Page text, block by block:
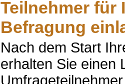
Teilnehmer für
Befragung
Nach dem Start
erhalten Sie einen